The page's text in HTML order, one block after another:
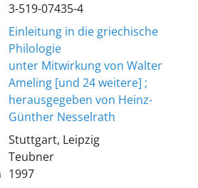
3-519-07435-4
Einleitung in die griechische
Philologie
unter Mitwirkung von Walter
Ameling [und 24 weitere] ;
herausgegeben von Heinz-
Günther Nesselrath
Stuttgart, Leipzig
Teubner
1997